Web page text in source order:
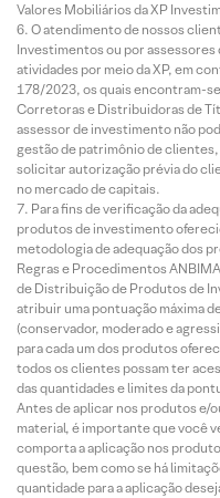
Valores Mobiliários da XP
O atendimento de nossos
Investimentos ou por
atividades por meio da XP, em
178/2023, os quais encontram-
Corretoras e Distribuidoras de
assessor de investimento não
gestão de patrimônio de
solicitar autorização prévia do
no mercado de capitais.
Para fins de verificação da
produtos de investimento
metodologia de adequação dos
Regras e Procedimentos
de Distribuição de Produtos de
atribuir uma pontuação máxima
(conservador, moderado e
para cada um dos produtos
todos os clientes possam ter
das quantidades e limites da
Antes de aplicar nos produtos
material, é importante que você
comporta a aplicação nos
questão, bem como se há
quantidade para a aplicação